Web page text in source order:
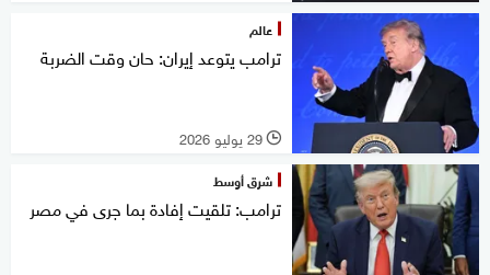
عالم
ترامب يتوعد إيران: حان وقت الضربة
l 29 يوليو 2026
شرق أوسط
ترامب: تلقيت إفادة بما جرى في مصر